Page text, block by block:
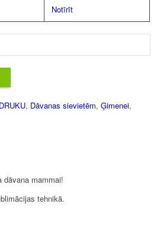
Notīrīt
, Dāvanas sievietēm,Ģimenei,
dāvana mammai!
tehnikā.